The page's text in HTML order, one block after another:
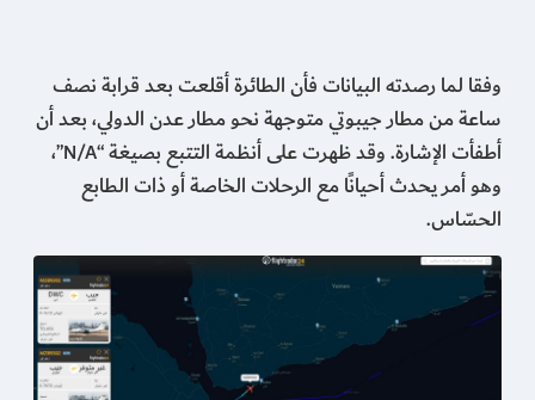
وفقا لما رصدته البيانات فأن الطائرة أقلعت بعد قرابة نصف
ساعة من مطار جيبوتي متوجهة نحو مطار عدن الدولي، بعد أن
أطفأت الإشارة. وقد ظهرت على أنظمة التتبع بصيغة “N/A”،
وهو أمر يحدث أحيانًا مع الرحلات الخاصة أو ذات الطابع
الحسّاس.